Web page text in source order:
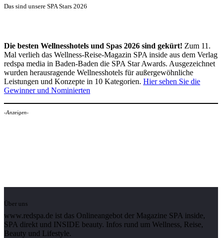
Das sind unsere SPA Stars 2026
Die besten Wellnesshotels und Spas 2026 sind gekürt! Zum 11.
Mal verlieh das Wellness-Reise-Magazin SPA inside aus dem Verlag
redspa media in Baden-Baden die SPA Star Awards. Ausgezeichnet
wurden herausragende Wellnesshotels für außergewöhnliche
Leistungen und Konzepte in 10 Kategorien. Hier sehen Sie die
Gewinner und Nominierten
-Anzeigen-
Über uns
www.redspa.de ist das Onlineangebot der Magazine SPA inside,
SPA direkt und INSIDE beauty. Infos rund um Wellness, Reise,
Beauty und Lifestyle.